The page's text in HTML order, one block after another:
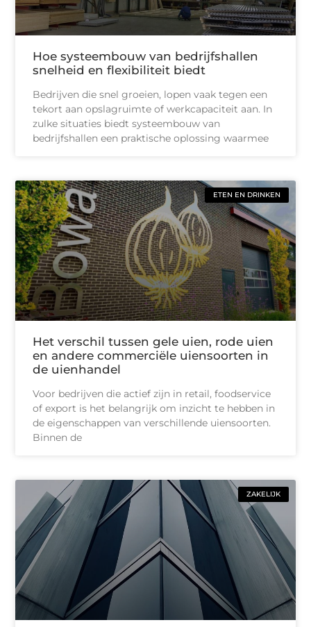
Hoe systeembouw van bedrijfshallen
snelheid en flexibiliteit biedt
Bedrijven die snel groeien, lopen vaak tegen een
tekort aan opslagruimte of werkcapaciteit aan. In
zulke situaties biedt systeembouw van
bedrijfshallen een praktische oplossing waarmee
ETEN EN DRINKEN
Het verschil tussen gele uien, rode uien
en andere commerciële uiensoorten in
de uienhandel
Voor bedrijven die actief zijn in retail, foodservice
of export is het belangrijk om inzicht te hebben in
de eigenschappen van verschillende uiensoorten.
Binnen de
ZAKELIJK